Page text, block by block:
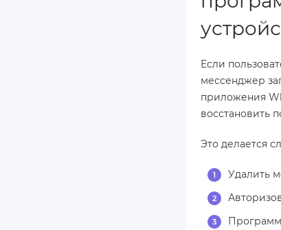
Если
мессенджер
приложения
восстановить
Это делается
Удалить